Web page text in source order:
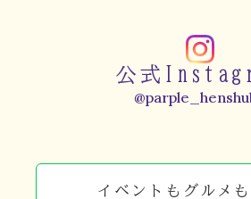
公式
イベントもグルメ